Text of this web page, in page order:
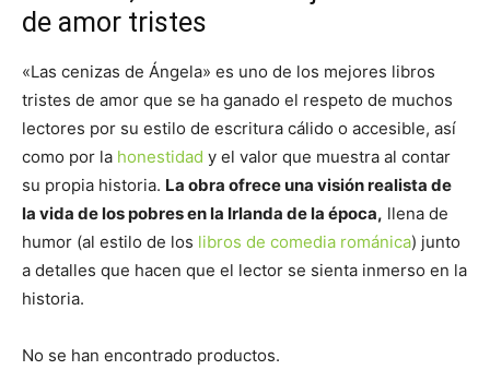
de amor tristes
«Las cenizas de Ángela» es uno de los mejores libros
tristes de amor que se ha ganado el respeto de muchos
lectores por su estilo de escritura cálido o accesible, así
como por la honestidad y el valor que muestra al contar
su propia historia. La obra ofrece una visión realista de
la vida de los pobres en la Irlanda de la época, llena de
humor (al estilo de los libros de comedia románica) junto
a detalles que hacen que el lector se sienta inmerso en la
historia.
No se han encontrado productos.